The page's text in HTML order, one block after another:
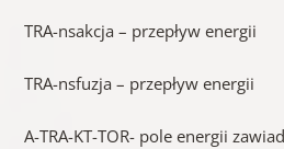
TRA-nsakcja – przepływ energii
TRA-nsfuzja – przepływ energii
A-TRA-KT-TOR- pole energii